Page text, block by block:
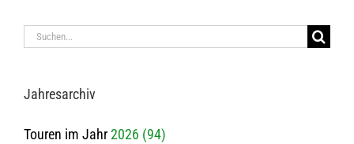
Suche
Jah­res­ar­chiv
Touren im Jahr2026 (94)